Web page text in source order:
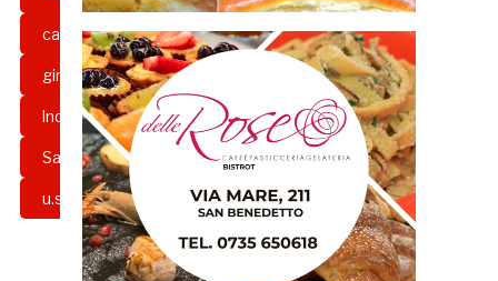
campionato serie d gazzetta rossoblu
girone f grb Juniores
lnd piccorossi rossoblù
Samb samb juniores seruie d
u.s. sambenedettese